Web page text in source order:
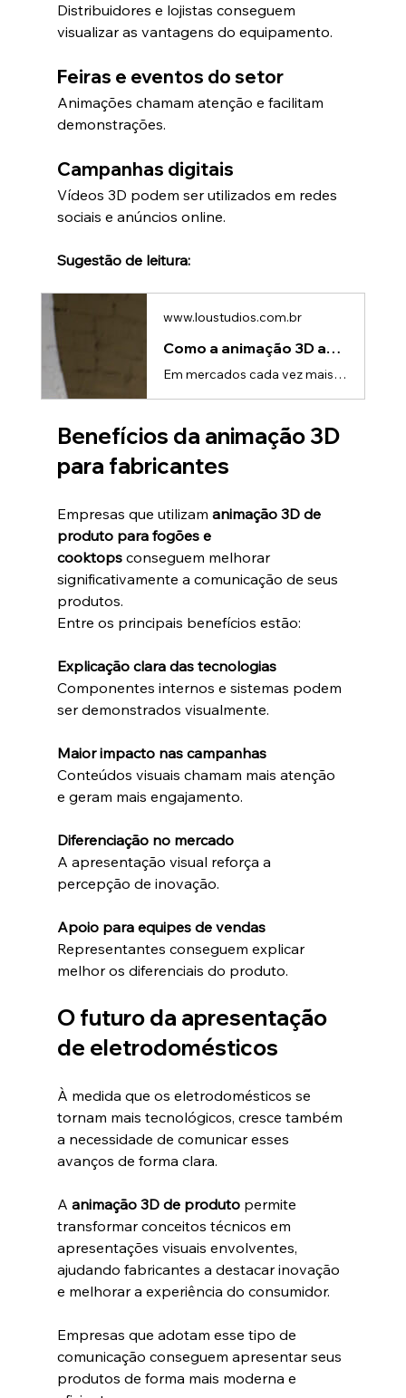
Distribuidores e lojistas conseguem
visualizar as vantagens do equipamento.
Feiras e eventos do setor
Animações chamam atenção e facilitam
demonstrações.
Campanhas digitais
Vídeos 3D podem ser utilizados em redes
sociais e anúncios online.
Sugestão de leitura:
www.loustudios.com.br
Como a animação 3D aumenta o valor percebido do produto
Em mercados cada vez mais competitivos, a forma como um produto é apresentado pode ser tão importante quanto o próprio produto.Mesmo soluções tecnicamente excelentes podem perder espaço se não forem comunicadas de maneira clara, visual e impactante.É nesse contexto que a animação 3D de produto se tornou uma ferramenta poderosa para empresas que desejam elevar o valor percebido de suas soluções.Com visualizações detalhadas e apresentações sofisticadas, o 3D permite transformar produtos em experiê
Benefícios da animação 3D
para fabricantes
Empresas que utilizam animação 3D de
produto para fogões e
cooktops conseguem melhorar
significativamente a comunicação de seus
produtos.
Entre os principais benefícios estão:
Explicação clara das tecnologias
Componentes internos e sistemas podem
ser demonstrados visualmente.
Maior impacto nas campanhas
Conteúdos visuais chamam mais atenção
e geram mais engajamento.
Diferenciação no mercado
A apresentação visual reforça a
percepção de inovação.
Apoio para equipes de vendas
Representantes conseguem explicar
melhor os diferenciais do produto.
O futuro da apresentação
de eletrodomésticos
À medida que os eletrodomésticos se
tornam mais tecnológicos, cresce também
a necessidade de comunicar esses
avanços de forma clara.
A animação 3D de produto permite
transformar conceitos técnicos em
apresentações visuais envolventes,
ajudando fabricantes a destacar inovação
e melhorar a experiência do consumidor.
Empresas que adotam esse tipo de
comunicação conseguem apresentar seus
produtos de forma mais moderna e